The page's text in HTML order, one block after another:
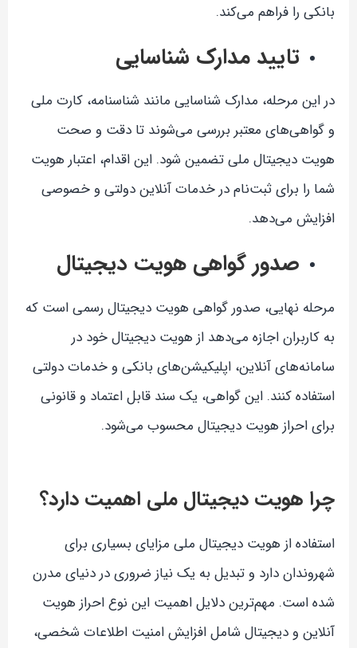
بانکی را فراهم می‌کند.
تایید مدارک شناسایی
در این مرحله، مدارک شناسایی مانند شناسنامه، کارت ملی
و گواهی‌های معتبر بررسی می‌شوند تا دقت و صحت
هویت دیجیتال ملی تضمین شود. این اقدام، اعتبار هویت
شما را برای ثبت‌نام در خدمات آنلاین دولتی و خصوصی
افزایش می‌دهد.
صدور گواهی هویت دیجیتال
مرحله نهایی، صدور گواهی هویت دیجیتال رسمی است که
به کاربران اجازه می‌دهد از هویت دیجیتال خود در
سامانه‌های آنلاین، اپلیکیشن‌های بانکی و خدمات دولتی
استفاده کنند. این گواهی، یک سند قابل اعتماد و قانونی
برای احراز هویت دیجیتال محسوب می‌شود.
چرا هویت دیجیتال ملی اهمیت دارد؟
استفاده از هویت دیجیتال ملی مزایای بسیاری برای
شهروندان دارد و تبدیل به یک نیاز ضروری در دنیای مدرن
شده است. مهم‌ترین دلایل اهمیت این نوع احراز هویت
آنلاین و دیجیتال شامل افزایش امنیت اطلاعات شخصی،